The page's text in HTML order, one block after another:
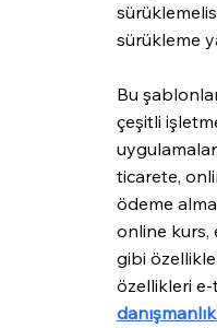
sürükleme
Bu
çeşitli
ticarete,
ödeme
online kurs,
gibi
özellikleri